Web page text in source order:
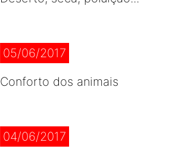
05/06/2017
Conforto dos animais
04/06/2017